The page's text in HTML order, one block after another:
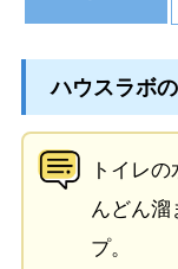
ハウスラボ
トイレ
んどん
プ。